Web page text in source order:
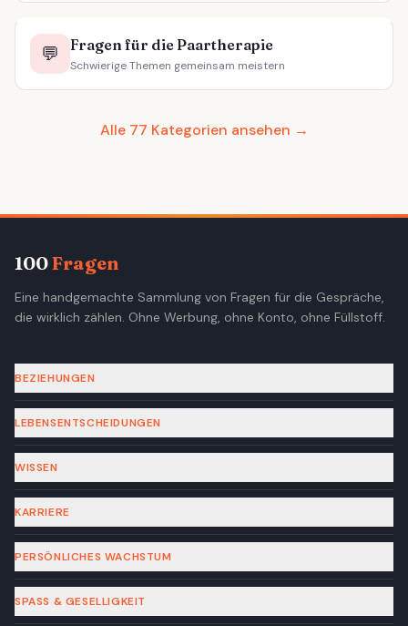
💬 Fragen für die Paartherapie
Schwierige Themen gemeinsam meistern
Alle 77 Kategorien ansehen →
100Fragen
Eine handgemachte Sammlung von Fragen für die Gespräche,
die wirklich zählen. Ohne Werbung, ohne Konto, ohne Füllstoff.
BEZIEHUNGEN
LEBENSENTSCHEIDUNGEN
WISSEN
KARRIERE
PERSÖNLICHES WACHSTUM
SPASS & GESELLIGKEIT